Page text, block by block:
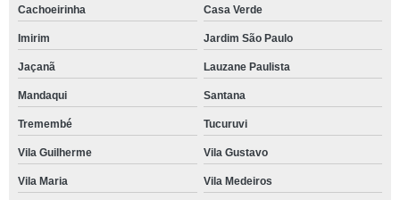
Cachoeirinha
Casa Verde
Imirim Jardim São Paulo
Jaçanã Lauzane Paulista
Mandaqui Santana
Tremembé Tucuruvi
Vila Guilherme Vila Gustavo
Vila Maria Vila Medeiros